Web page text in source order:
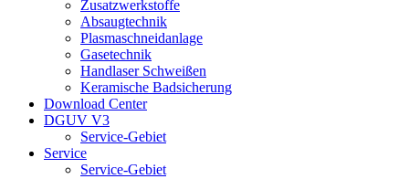
Zusatzwerkstoffe
Absaugtechnik
Plasmaschneidanlage
Gasetechnik
Handlaser Schweißen
Keramische Badsicherung
Download Center
DGUV V3
Service-Gebiet
Service
Service-Gebiet